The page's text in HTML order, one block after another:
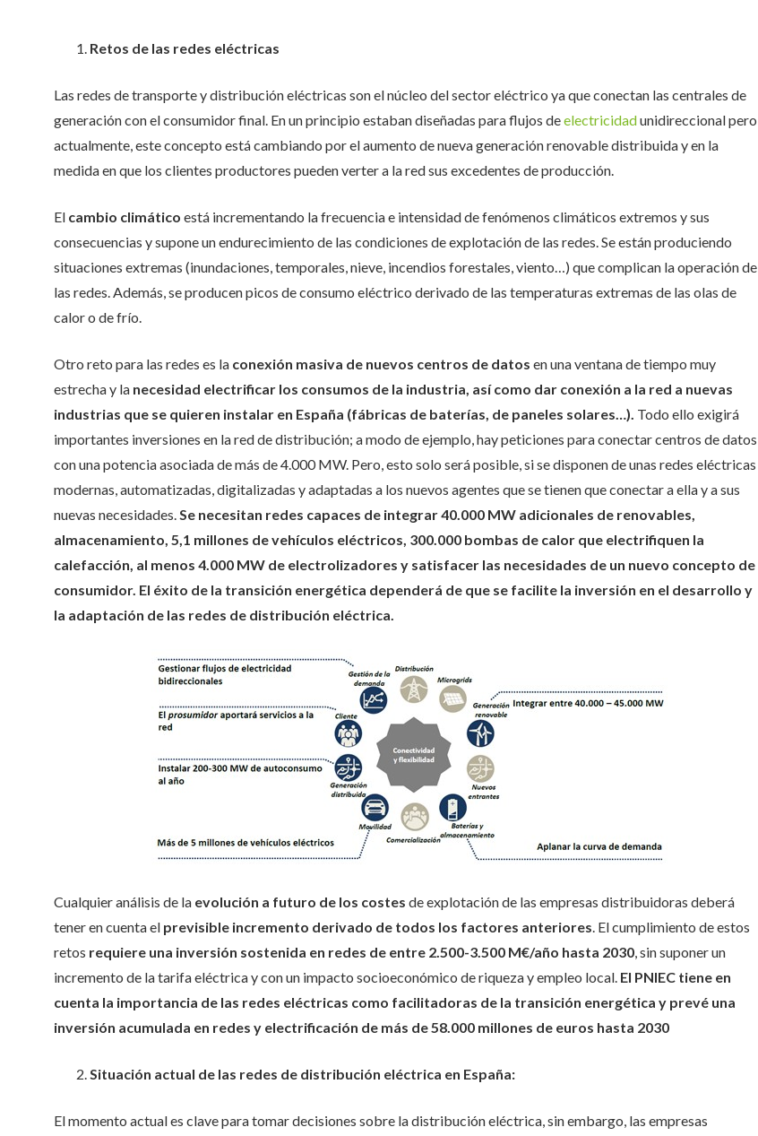
Retos de las redes eléctricas
Las redes de transporte y distribución eléctricas son el núcleo del sector eléctrico ya que conectan las centrales de
generación con el consumidor final. En un principio estaban diseñadas para flujos deelectricidadunidireccional pero
actualmente, este concepto está cambiando por el aumento de nueva generación renovable distribuida y en la
medida en que los clientes productores pueden verter a la red sus excedentes de producción.
El cambio climático está incrementando la frecuencia e intensidad de fenómenos climáticos extremos y sus
consecuencias y supone un endurecimiento de las condiciones de explotación de las redes. Se están produciendo
situaciones extremas (inundaciones, temporales, nieve, incendios forestales, viento…) que complican la operación de
las redes. Además, se producen picos de consumo eléctrico derivado de las temperaturas extremas de las olas de
calor o de frío.
Otro reto para las redes es la conexión masiva de nuevos centros de datos en una ventana de tiempo muy
estrecha y la necesidad electrificar los consumos de la industria, así como dar conexión a la red a nuevas
industrias que se quieren instalar en España (fábricas de baterías, de paneles solares…). Todo ello exigirá
importantes inversiones en la red de distribución; a modo de ejemplo, hay peticiones para conectar centros de datos
con una potencia asociada de más de 4.000 MW. Pero, esto solo será posible, si se disponen de unas redes eléctricas
modernas, automatizadas, digitalizadas y adaptadas a los nuevos agentes que se tienen que conectar a ella y a sus
nuevas necesidades.Se necesitan redes capaces de integrar 40.000 MW adicionales de renovables,
almacenamiento, 5,1 millones de vehículos eléctricos, 300.000 bombas de calor que electrifiquen la
calefacción, al menos 4.000 MW de electrolizadores y satisfacer las necesidades de un nuevo concepto de
consumidor. El éxito de la transición energética dependerá de que se facilite la inversión en el desarrollo y
la adaptación de las redes de distribución eléctrica.
Cualquier análisis de la evolución a futuro de los costes de explotación de las empresas distribuidoras deberá
tener en cuenta el previsible incremento derivado de todos los factores anteriores. El cumplimiento de estos
retos requiere una inversión sostenida en redes de entre 2.500-3.500 M€/año hasta 2030, sin suponer un
incremento de la tarifa eléctrica y con un impacto socioeconómico de riqueza y empleo local. El PNIEC tiene en
cuenta la importancia de las redes eléctricas como facilitadoras de la transición energética y prevé una
inversión acumulada en redes y electrificación de más de 58.000 millones de euros hasta 2030
Situación actual de las redes de distribución eléctrica en España:
El momento actual es clave para tomar decisiones sobre la distribución eléctrica, sin embargo, las empresas